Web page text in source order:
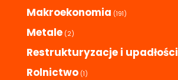
Makroekonomia (191)
Metale (2)
Restrukturyzacje i upadłości
Rolnictwo (1)